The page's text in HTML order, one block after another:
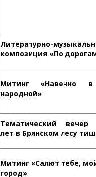
Литературно-
композиция «По
Митинг «Навечно
народной»
Тематический вечер
лет в Брянском лесу
Митинг «Салют тебе,
город»